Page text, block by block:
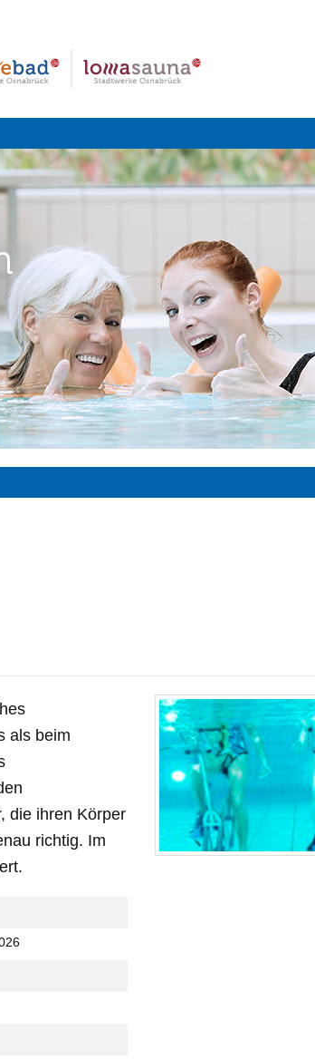
als beim
die ihren Körper
richtig. Im